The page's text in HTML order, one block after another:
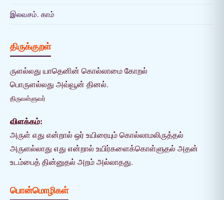
இலவசம். காம்
திருக்குறள்
ருளல்லது யாதெனின் கொல்லாமை கோறல்
பொருளல்லது அவ்வூன் தினல்.
திருவள்ளுவர்
விளக்கம்:
அருள் எது என்றால் ஒர் உயிரையும் கொல்லாமலிருத்தல்
அருளல்லாது எது என்றால் உயிர்களைக்கொள்ளுதல் அதன்
உடம்பைத் தின்னுதல் அறம் அல்லாதது.
பொன்மொழிகள்